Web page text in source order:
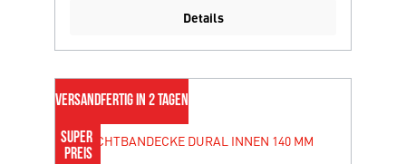
Details
VERSANDFERTIG IN 2 TAGEN
SUPER
PREIS